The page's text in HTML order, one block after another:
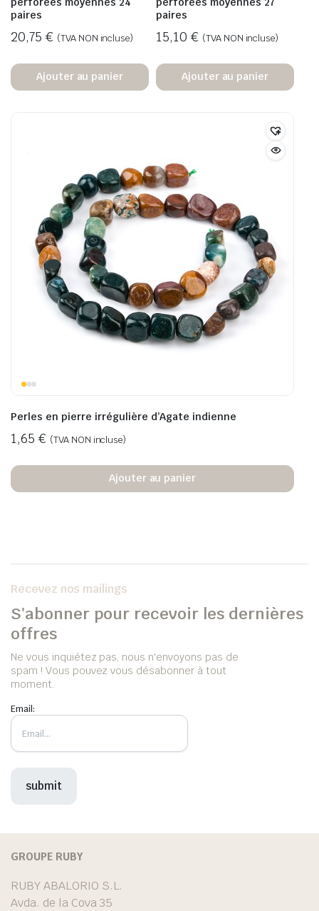
paires
20,75 € (TVA NON incluse)
Ajouter au panier
paires
15,10 € (TVA NON incluse)
Ajouter au panier
Perles en pierre irrégulière d’Agate indienne
1,65 € (TVA NON incluse)
Ajouter au panier
Recevez nos mailings
S'abonner pour recevoir les dernières
offres
Ne vous inquiétez pas, nous n'envoyons pas de
spam ! Vous pouvez vous désabonner à tout
moment.
Email:
GROUPE RUBY
RUBY ABALORIO S.L.
Avda. de la Cova 35